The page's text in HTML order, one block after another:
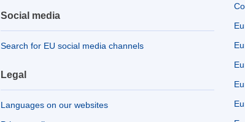
Social media
Search for EU social media channels
Legal
Languages on our websites